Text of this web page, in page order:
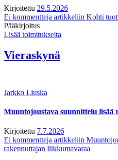
Kirjoitettu 29.5.2026
Ei kommentteja artikkeliin Kohti
Pääkirjoitus
Lisää toimitukselta
Vieraskynä
Jarkko Liuska
Muuntojoustava suunnittelu
Kirjoitettu 7.7.2026
Ei kommentteja artikkeliin
rakennuttajan liikkumavaraa